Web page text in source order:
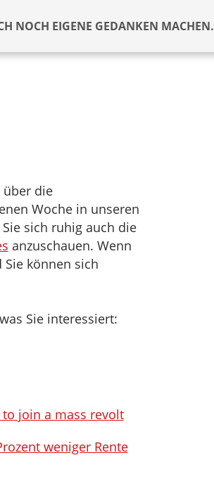
NOCH EIGENE GEDANKEN MACHEN.
über die
Woche in unseren
sich ruhig auch die
anzuschauen. Wenn
Sie können sich
Sie interessiert:
to join a mass revolt
weniger Rente